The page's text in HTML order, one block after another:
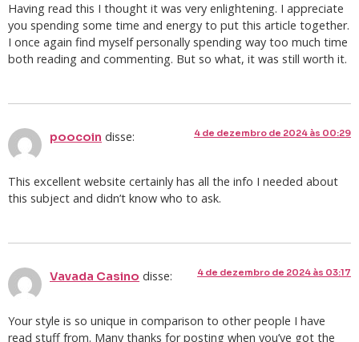
Having read this I thought it was very enlightening. I appreciate
you spending some time and energy to put this article together.
I once again find myself personally spending way too much time
both reading and commenting. But so what, it was still worth it.
poocoin disse: 4 de dezembro de 2024 às 00:29
This excellent website certainly has all the info I needed about
this subject and didn’t know who to ask.
Vavada Casino disse: 4 de dezembro de 2024 às 03:17
Your style is so unique in comparison to other people I have
read stuff from. Many thanks for posting when you’ve got the